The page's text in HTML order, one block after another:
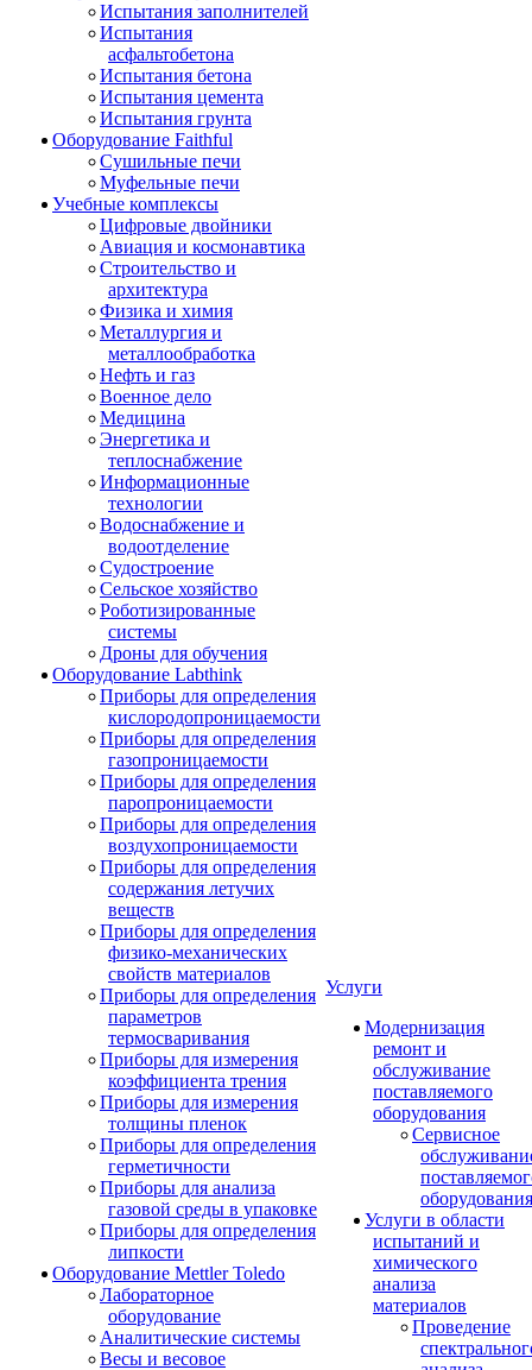
Испытания заполнителей
Испытания
асфальтобетона
Испытания бетона
Испытания цемента
Испытания грунта
Оборудование Faithful
Сушильные печи
Муфельные печи
Учебные комплексы
Цифровые двойники
Авиация и космонавтика
Строительство и
архитектура
Физика и химия
Металлургия и
металлообработка
Нефть и газ
Военное дело
Медицина
Энергетика и
теплоснабжение
Информационные
технологии
Водоснабжение и
водоотделение
Судостроение
Сельское хозяйство
Роботизированные
системы
Дроны для обучения
Оборудование Labthink
Приборы для определения
кислородопроницаемости
Приборы для определения
газопроницаемости
Приборы для определения
паропроницаемости
Приборы для определения
воздухопроницаемости
Приборы для определения
содержания летучих
веществ
Приборы для определения
физико-механических
свойств материалов
Приборы для определения
параметров
термосваривания
Приборы для измерения
коэффициента трения
Приборы для измерения
толщины пленок
Приборы для определения
герметичности
Приборы для анализа
газовой среды в упаковке
Приборы для определения
липкости
Оборудование Mettler Toledo
Лабораторное
оборудование
Аналитические системы
Весы и весовое
Услуги
Модернизация
ремонт и
обслуживание
поставляемого
оборудования
Сервисное
оборудования
Услуги в области
испытаний и
химического
анализа
материалов
Проведение